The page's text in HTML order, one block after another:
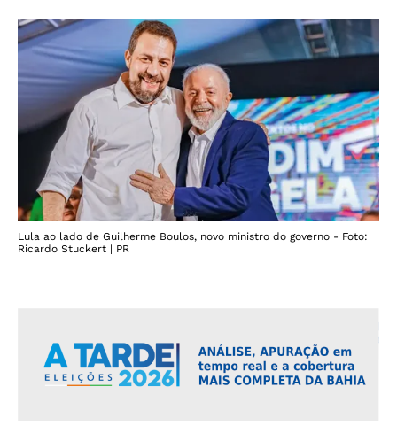
Lula ao lado de Guilherme Boulos, novo ministro do governo - Foto:
Ricardo Stuckert | PR